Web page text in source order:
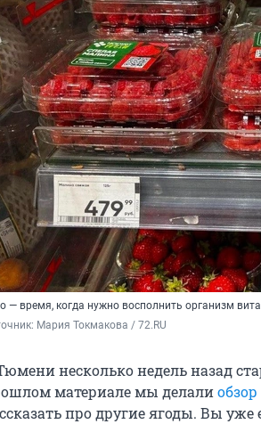
— время, когда нужно восполнить организм
Мария Токмакова / 72.RU
несколько недель назад
материале мы делали
про другие ягоды. Вы